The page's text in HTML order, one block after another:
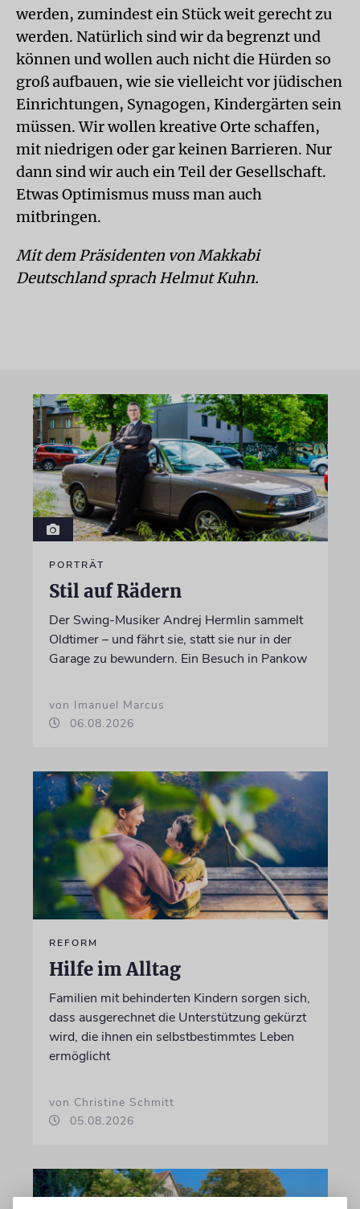
werden, zumindest ein Stück weit gerecht zu
werden. Natürlich sind wir da begrenzt und
können und wollen auch nicht die Hürden so
groß aufbauen, wie sie vielleicht vor jüdischen
Einrichtungen, Synagogen, Kindergärten sein
müssen. Wir wollen kreative Orte schaffen,
mit niedrigen oder gar keinen Barrieren. Nur
dann sind wir auch ein Teil der Gesellschaft.
Etwas Optimismus muss man auch
mitbringen.
Mit dem Präsidenten von Makkabi
Deutschland sprach Helmut Kuhn.
PORTRÄT
Stil auf Rädern
Der Swing-Musiker Andrej Hermlin sammelt
Oldtimer – und fährt sie, statt sie nur in der
Garage zu bewundern. Ein Besuch in Pankow
von Imanuel Marcus
06.08.2026
REFORM
Hilfe im Alltag
Familien mit behinderten Kindern sorgen sich,
dass ausgerechnet die Unterstützung gekürzt
wird, die ihnen ein selbstbestimmtes Leben
ermöglicht
von Christine Schmitt
05.08.2026